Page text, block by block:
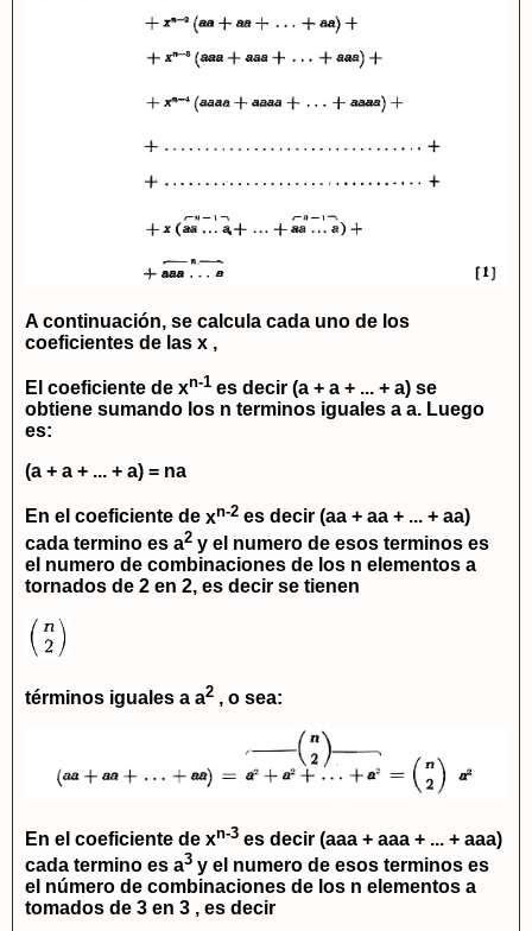
A continuación, se calcula cada uno de los
coeficientes de las x ,
El coeficiente de xn-1 es decir (a + a + ... + a) se
obtiene sumando los n terminos iguales a a. Luego
es:
(a + a + ... + a) = na
En el coeficiente de xn-2 es decir (aa + aa + ... + aa)
cada termino es a2 y el numero de esos terminos es
el numero de combinaciones de los n elementos a
tornados de 2 en 2, es decir se tienen
términos iguales a a2 , o sea:
En el coeficiente de xn-3 es decir (aaa + aaa + ... + aaa)
cada termino es a3 y el numero de esos terminos es
el número de combinaciones de los n elementos a
tomados de 3 en 3 , es decir